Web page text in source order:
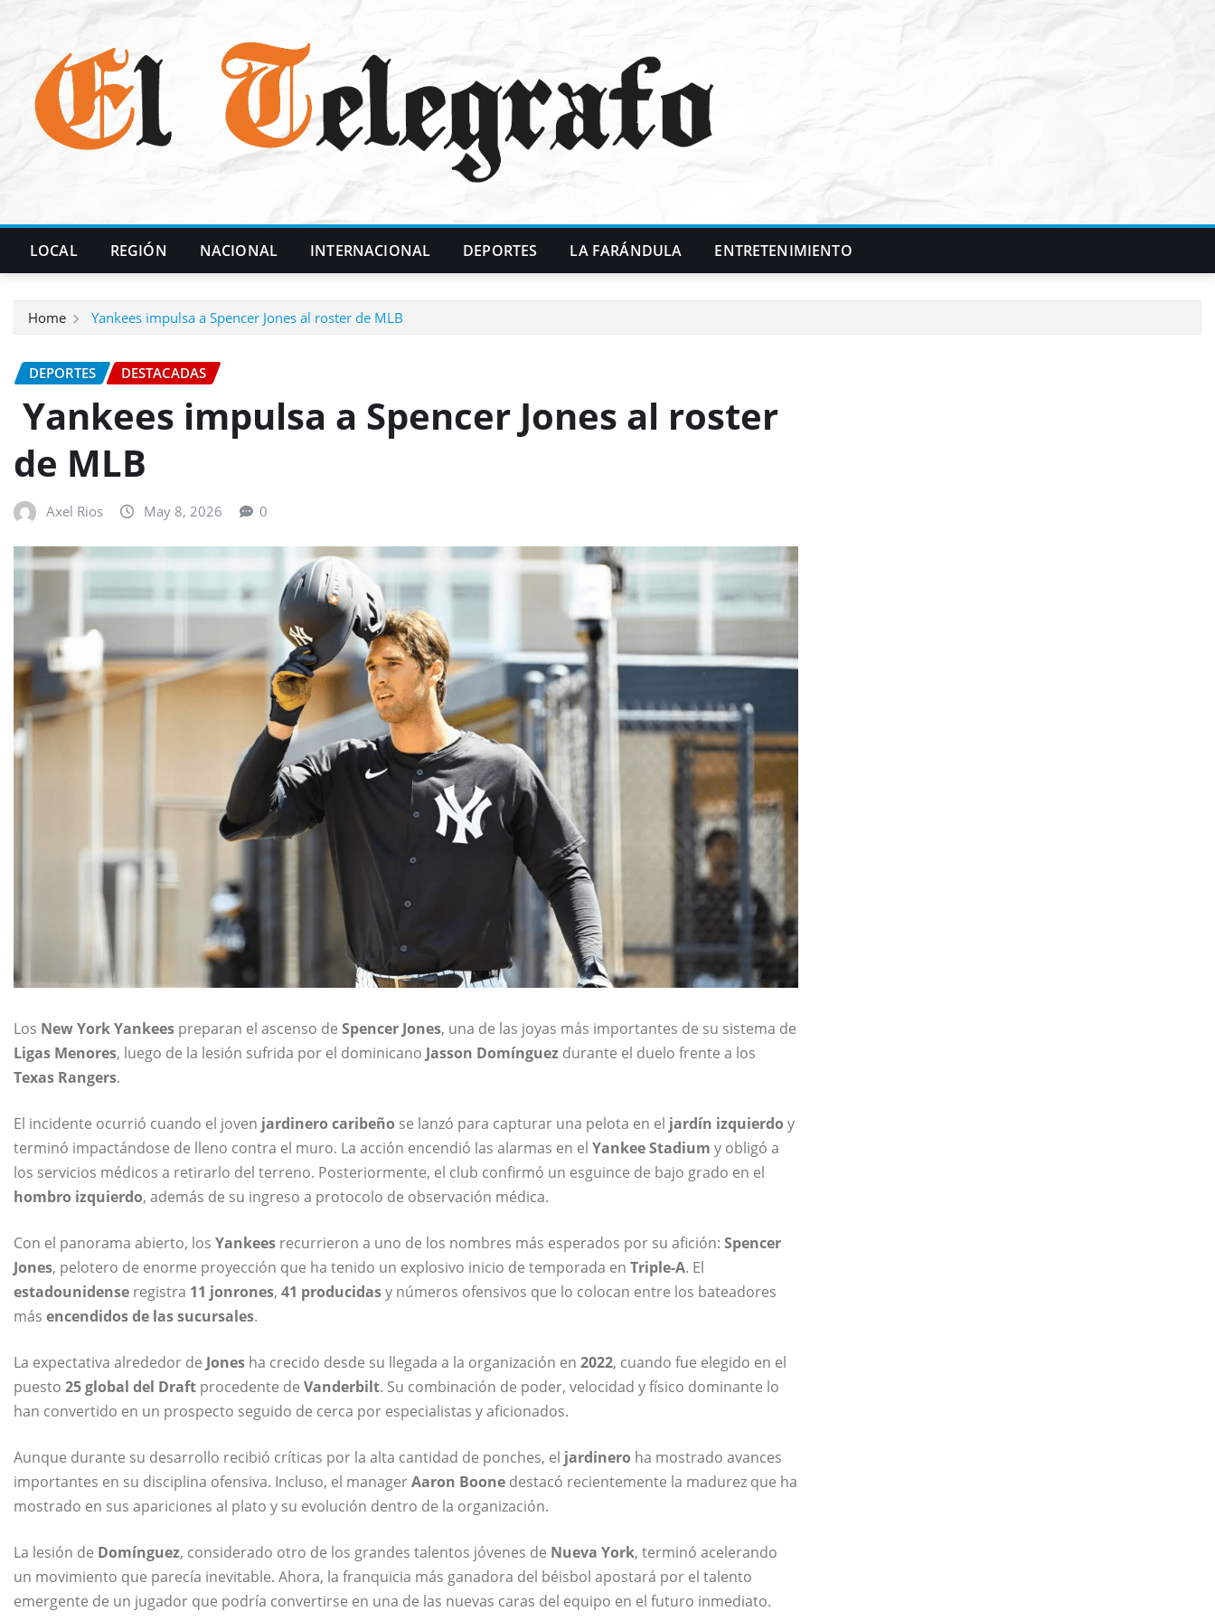
LOCAL REGIÓN NACIONAL INTERNACIONAL DEPORTES LA FARÁNDULA ENTRETENIMIENTO
Home Yankees impulsa a Spencer Jones al roster de MLB
DEPORTES DESTACADAS
Yankees impulsa a Spencer Jones al roster
de MLB
Axel Rios May 8, 2026 0
Los New York Yankees preparan el ascenso de Spencer Jones, una de las joyas más importantes de su sistema de
Ligas Menores, luego de la lesión sufrida por el dominicano Jasson Domínguez durante el duelo frente a los
Texas Rangers.
El incidente ocurrió cuando el joven jardinero caribeño se lanzó para capturar una pelota en el jardín izquierdo y
terminó impactándose de lleno contra el muro. La acción encendió las alarmas en el Yankee Stadium y obligó a
los servicios médicos a retirarlo del terreno. Posteriormente, el club confirmó un esguince de bajo grado en el
hombro izquierdo, además de su ingreso a protocolo de observación médica.
Con el panorama abierto, los Yankees recurrieron a uno de los nombres más esperados por su afición: Spencer
Jones, pelotero de enorme proyección que ha tenido un explosivo inicio de temporada en Triple-A. El
estadounidense registra 11 jonrones, 41 producidasy números ofensivos que lo colocan entre los bateadores
más encendidos de las sucursales.
La expectativa alrededor de Jones ha crecido desde su llegada a la organización en 2022, cuando fue elegido en el
puesto 25 global del Draft procedente de Vanderbilt. Su combinación de poder, velocidad y físico dominante lo
han convertido en un prospecto seguido de cerca por especialistas y aficionados.
Aunque durante su desarrollo recibió críticas por la alta cantidad de ponches, el jardinero ha mostrado avances
importantes en su disciplina ofensiva. Incluso, el managerAaron Boone destacó recientemente la madurez que ha
mostrado en sus apariciones al plato y su evolución dentro de la organización.
La lesión de Domínguez, considerado otro de los grandes talentos jóvenes de Nueva York, terminó acelerando
un movimiento que parecía inevitable. Ahora, la franquicia más ganadora del béisbol apostará por el talento
emergente de un jugador que podría convertirse en una de las nuevas caras del equipo en el futuro inmediato.